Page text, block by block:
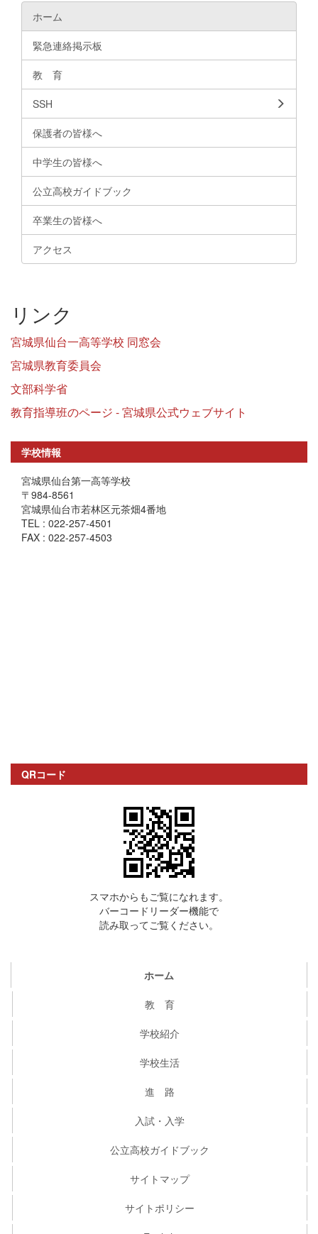
ホーム
緊急連絡掲示板
教 育
SSH
保護者の皆様へ
中学生の皆様へ
公立高校ガイドブック
卒業生の皆様へ
アクセス
リンク
宮城県仙台一高等学校 同窓会
宮城県教育委員会
文部科学省
教育指導班のページ - 宮城県公式ウェブサイト
学校情報
宮城県仙台第一高等学校
〒984-8561
宮城県仙台市若林区元茶畑4番地
TEL : 022-257-4501
FAX : 022-257-4503
QRコード
スマホからもご覧になれます。
バーコードリーダー機能で
読み取ってご覧ください。
ホーム
教 育
学校紹介
学校生活
進 路
入試・入学
公立高校ガイドブック
サイトマップ
サイトポリシー